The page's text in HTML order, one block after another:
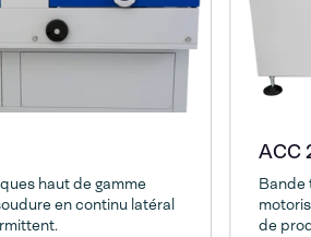
haut de gamme
en continu latéral
ACC
Bande
de